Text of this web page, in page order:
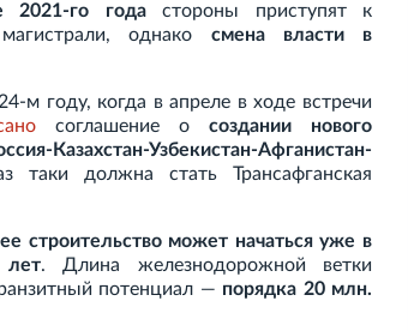
2021-го годастороны приступят к
однако смена власти в
м году, когда в апреле в ходе встречи
соглашение о создании нового
Казахстан-Узбекистан-Афганистан-
должна стать Трансафганская
ее строительство может начаться уже в
. Длина железнодорожной ветки
потенциал — порядка 20 млн.